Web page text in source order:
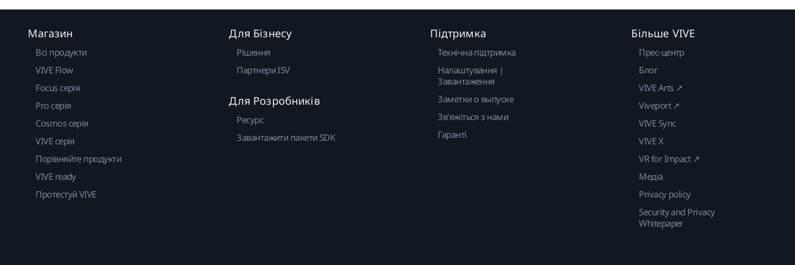
Магазин
Всі продукти
VIVE Flow
Focus серія
Pro серія
Cosmos серія
VIVE серія
Порівняйте продукти
VIVE ready
Протестуй VIVE
Для Бізнесу
Рішення
Партнери ISV
Для Розробників
Ресурс
Завантажити пакети SDK
Підтримка
Технічна підтримка
Налаштування |
Завантаження
Заметки о выпуске
Зв'яжіться з нами
Гаранті
Більше VIVE
Прес-центр
Блог
VIVE Arts ↗
Viveport ↗
VIVE Sync
VIVE X
VR for Impact ↗
Медіа
Privacy policy
Security and Privacy
Whitepaper